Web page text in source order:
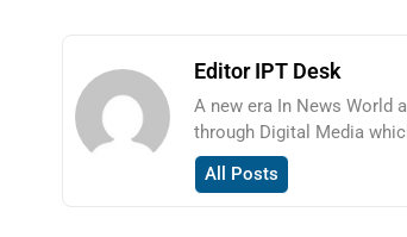
Editor IPT Desk
A new era In News World
through Digital Media
All Posts